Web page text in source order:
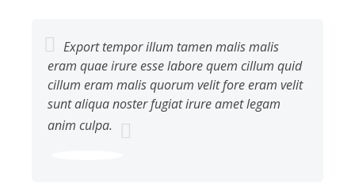
Export tempor illum tamen malis malis
eram quae irure esse labore quem cillum quid
cillum eram malis quorum velit fore eram velit
sunt aliqua noster fugiat irure amet legam
anim culpa.